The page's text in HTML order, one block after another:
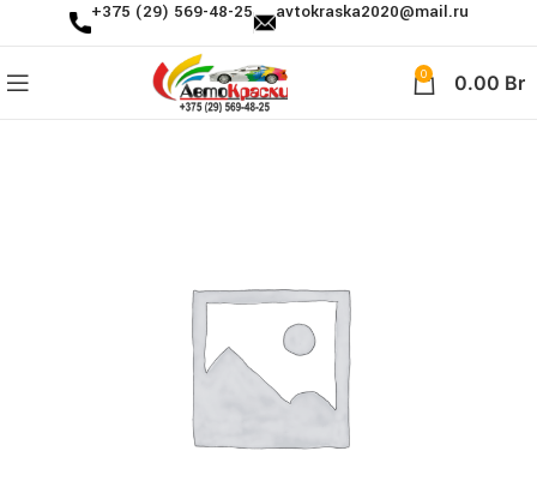
+375 (29) 569-48-25 avtokraska2020@mail.ru
0 0.00 Br